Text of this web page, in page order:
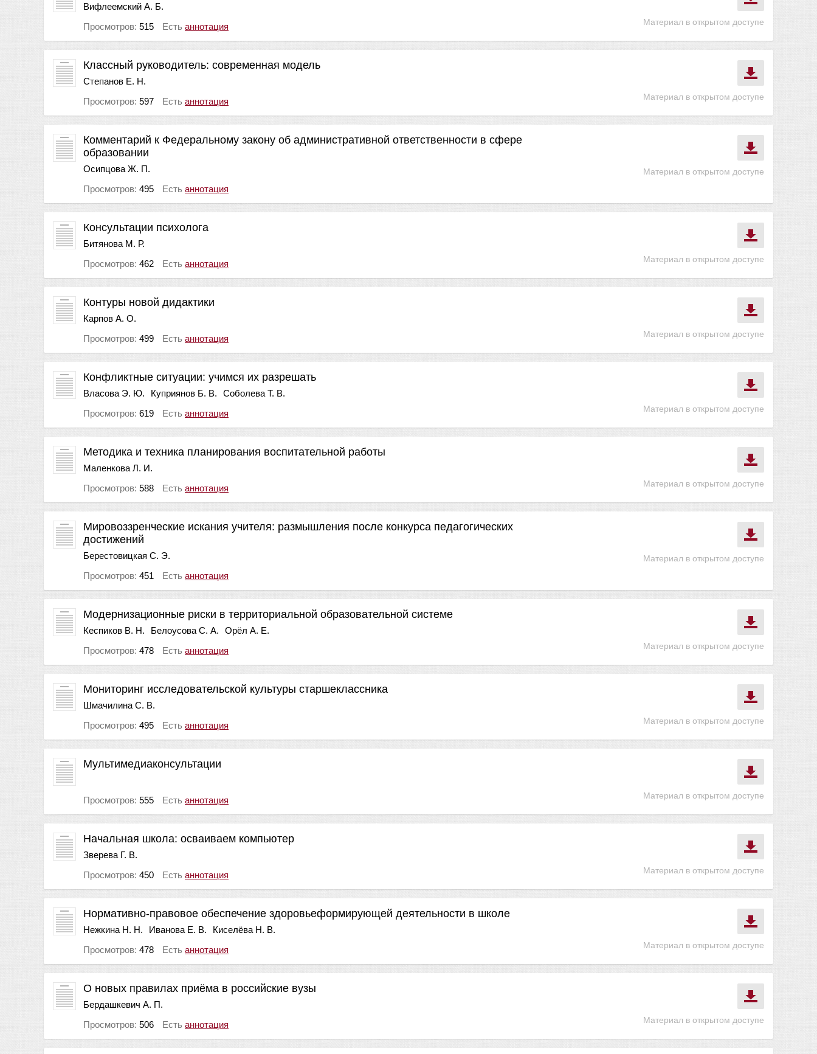
Материал в открытом доступе
Вифлеемский А. Б.
Просмотров: 515 Есть аннотация
Материал в открытом доступе
Классный руководитель: современная модель
Степанов Е. Н.
Просмотров: 597 Есть аннотация
Материал в открытом доступе
Комментарий к Федеральному закону об административной ответственности в сфере
образовании
Осипцова Ж. П.
Просмотров: 495 Есть аннотация
Материал в открытом доступе
Консультации психолога
Битянова М. Р.
Просмотров: 462 Есть аннотация
Материал в открытом доступе
Контуры новой дидактики
Карпов А. О.
Просмотров: 499 Есть аннотация
Материал в открытом доступе
Конфликтные ситуации: учимся их разрешать
Власова Э. Ю. Куприянов Б. В.
Соболева Т. В.
Просмотров: 619 Есть аннотация
Материал в открытом доступе
Методика и техника планирования воспитательной работы
Маленкова Л. И.
Просмотров: 588 Есть аннотация
Материал в открытом доступе
Мировоззренческие искания учителя: размышления после конкурса педагогических
достижений
Берестовицкая С. Э.
Просмотров: 451 Есть аннотация
Материал в открытом доступе
Модернизационные риски в территориальной образовательной системе
Кеспиков В. Н. Белоусова С. А.
Орёл А. Е.
Просмотров: 478 Есть аннотация
Материал в открытом доступе
Мониторинг исследовательской культуры старшеклассника
Шмачилина С. В.
Просмотров: 495 Есть аннотация
Материал в открытом доступе
Мультимедиаконсультации
Просмотров: 555 Есть аннотация
Материал в открытом доступе
Начальная школа: осваиваем компьютер
Зверева Г. В.
Просмотров: 450 Есть аннотация
Материал в открытом доступе
Нормативно-правовое обеспечение здоровьеформирующей деятельности в школе
Нежкина Н. Н. Иванова Е. В.
Киселёва Н. В.
Просмотров: 478 Есть аннотация
Материал в открытом доступе
О новых правилах приёма в российские вузы
Бердашкевич А. П.
Просмотров: 506 Есть аннотация